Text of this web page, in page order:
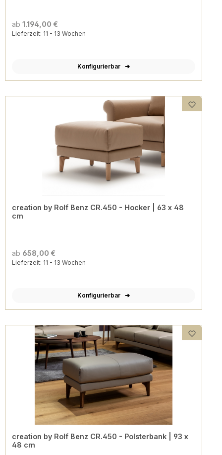
ab 1.194,00 €
Lieferzeit: 11 - 13 Wochen
Konfigurierbar
creation by Rolf Benz CR.450 - Hocker | 63 x 48
cm
ab 658,00 €
Lieferzeit: 11 - 13 Wochen
Konfigurierbar
creation by Rolf Benz CR.450 - Polsterbank | 93 x
48 cm